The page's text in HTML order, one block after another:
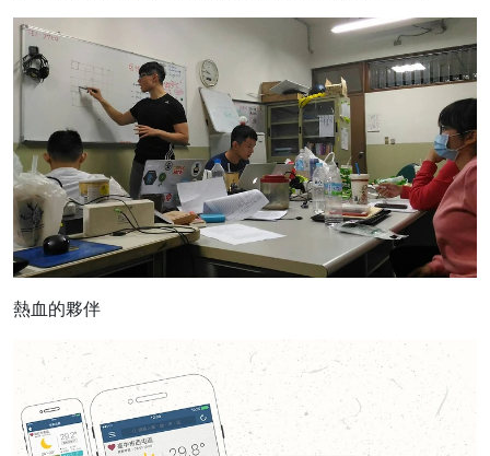
熱血的夥伴